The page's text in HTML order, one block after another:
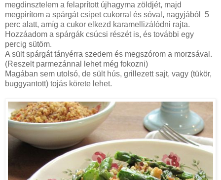
megdinsztelem a felaprított újhagyma zöldjét, majd
megpirítom a spárgát csipet cukorral és sóval, nagyjából 5
perc alatt, amíg a cukor elkezd karamellizálódni rajta.
Hozzáadom a spárgák csúcsi részét is, és további egy
percig sütöm.
A sült spárgát tányérra szedem és megszórom a morzsával.
(Reszelt parmezánnal lehet még fokozni)
Magában sem utolsó, de sült hús, grillezett sajt, vagy (tükör,
buggyantott) tojás körete lehet.